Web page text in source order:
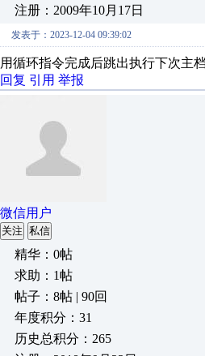
注册：2009年10月17日
发表于：2023-12-04 09:39:02
用循环指令完成后跳出执行下次主档
回复 引用 举报
微信用户
关注 私信
精华：0帖
求助：1帖
帖子：8帖 | 90回
年度积分：31
历史总积分：265